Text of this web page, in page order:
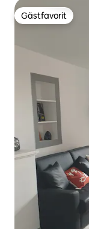
Gästfavorit
Gästfavorit